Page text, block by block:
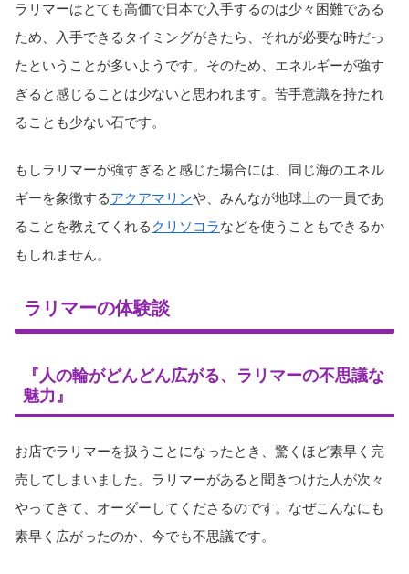
ラリマーはとても高価で日本で入手するのは少々困難である
ため、入手できるタイミングがきたら、それが必要な時だっ
たということが多いようです。そのため、エネルギーが強す
ぎると感じることは少ないと思われます。苦手意識を持たれ
ることも少ない石です。
もしラリマーが強すぎると感じた場合には、同じ海のエネル
ギーを象徴するアクアマリンや、みんなが地球上の一員であ
ることを教えてくれる クリソコラなどを使うこともできるか
もしれません。
ラリマーの体験談
『人の輪がどんどん広がる、ラリマーの不思議な
魅力』
お店でラリマーを扱うことになったとき、驚くほど素早く完
売してしまいました。ラリマーがあると聞きつけた人が次々
やってきて、オーダーしてくださるのです。なぜこんなにも
素早く広がったのか、今でも不思議です。